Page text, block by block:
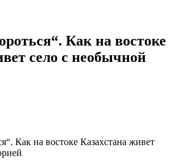
Как на востоке
село с необычной